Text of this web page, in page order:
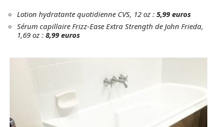
Lotion hydratante quotidienne CVS, 12 oz : 5,99 euros
Sérum capillaire Frizz-Ease Extra Strength de John Frieda,
1,69 oz : 8,99 euros